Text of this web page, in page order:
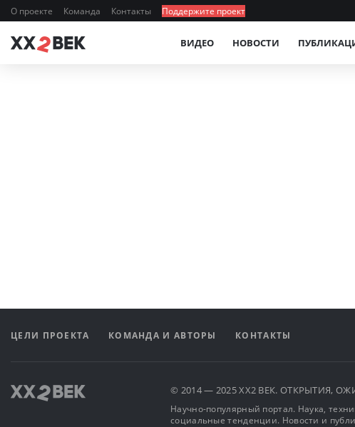
О проекте Команда Контакты Поддержите проект
ВИДЕО НОВОСТИ
ЦЕЛИ ПРОЕКТА КОМАНДА И АВТОРЫ КОНТАКТЫ
© 2014 — 2025 XX2 ВЕК. ОТКРЫТИЯ,
Научно-популярный портал. Наука,
социальные тенденции. Новости и